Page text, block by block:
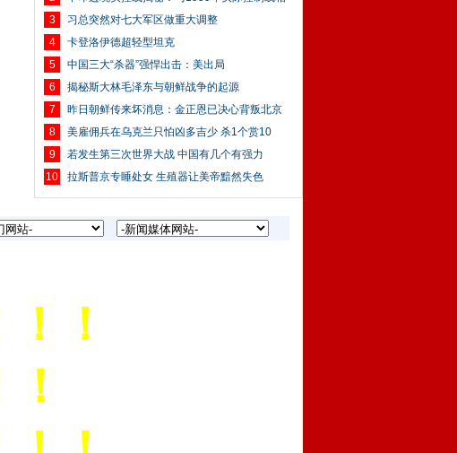
3
习总突然对七大军区做重大调整
4
卡登洛伊德超轻型坦克
5
中国三大“杀器”强悍出击：美出局
6
揭秘斯大林毛泽东与朝鲜战争的起源
7
昨日朝鲜传来坏消息：金正恩已决心背叛北京
8
美雇佣兵在乌克兰只怕凶多吉少 杀1个赏10
9
若发生第三次世界大战 中国有几个有强力
10
拉斯普京专睡处女 生殖器让美帝黯然失色